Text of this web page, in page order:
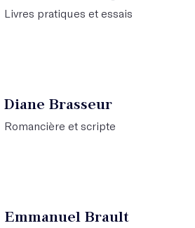
Livres pratiques et essais
Diane Brasseur
Romancière et scripte
Emmanuel Brault